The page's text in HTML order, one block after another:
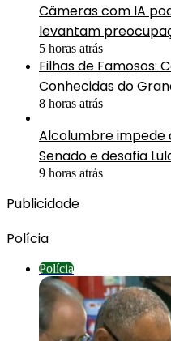
Câmeras com IA
levantam
5 horas atrás
Filhas de Famosos:
Conhecidas do
8 horas atrás
Alcolumbre impede
Senado e desafia
9 horas atrás
Publicidade
Polícia
Polícia